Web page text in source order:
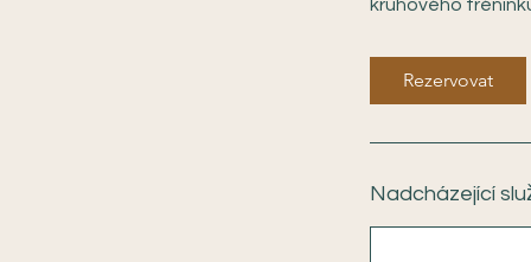
kruhového
Rezervovat
Nadcházející